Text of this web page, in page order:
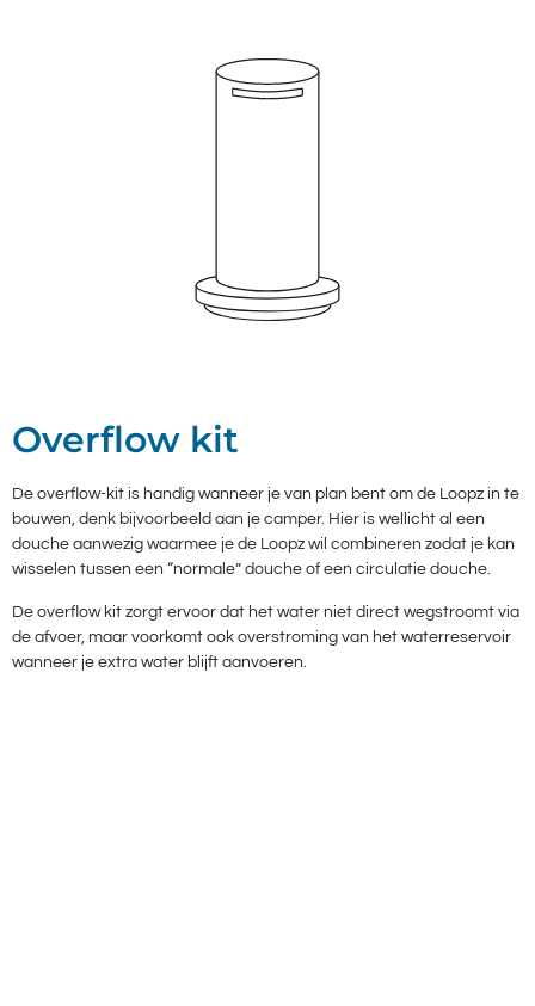
Overflow kit
De overflow-kit is handig wanneer je van plan bent om de Loopz in te
bouwen, denk bijvoorbeeld aan je camper. Hier is wellicht al een
douche aanwezig waarmee je de Loopz wil combineren zodat je kan
wisselen tussen een “normale” douche of een circulatie douche.
De overflow kit zorgt ervoor dat het water niet direct wegstroomt via
de afvoer, maar voorkomt ook overstroming van het waterreservoir
wanneer je extra water blijft aanvoeren.